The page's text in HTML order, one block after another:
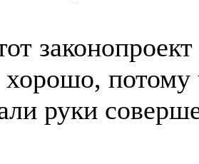
законопроект
хорошо,
руки